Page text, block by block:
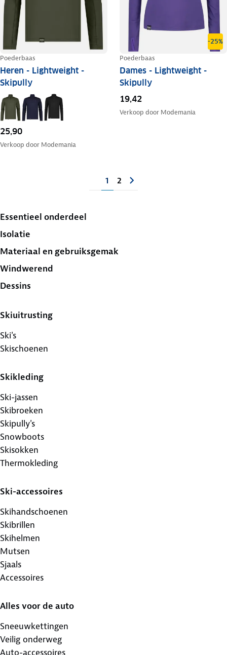
Poederbaas
Heren - Lightweight -
Skipully
25,90
Verkoop door Modemania
-25%
Poederbaas
Dames - Lightweight -
Skipully
19,42
Verkoop door Modemania
1 2
Essentieel onderdeel
Isolatie
Materiaal en gebruiksgemak
Windwerend
Dessins
Skiuitrusting
Ski's
Skischoenen
Skikleding
Ski-jassen
Skibroeken
Skipully's
Snowboots
Skisokken
Thermokleding
Ski-accessoires
Skihandschoenen
Skibrillen
Skihelmen
Mutsen
Sjaals
Accessoires
Alles voor de auto
Sneeuwkettingen
Veilig onderweg
Auto-accessoires